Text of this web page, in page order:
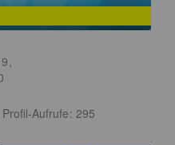
Profil-Aufrufe 295